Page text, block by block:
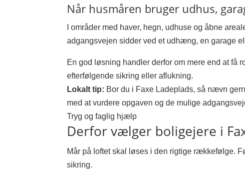
Når husmåren bruger udhus,
I områder med haver, hegn, udhuse og åbne
adgangsvejen sidder ved et udhæng, en garage
En god løsning handler derfor om mere end at få
efterfølgende sikring eller aflukning.
Lokalt tip: Bor du i Faxe Ladeplads, så nævn
med at vurdere opgaven og de mulige
Tryg og faglig hjælp
Derfor vælger boligejere i
Mår på loftet skal løses i den rigtige rækkefølge.
sikring.